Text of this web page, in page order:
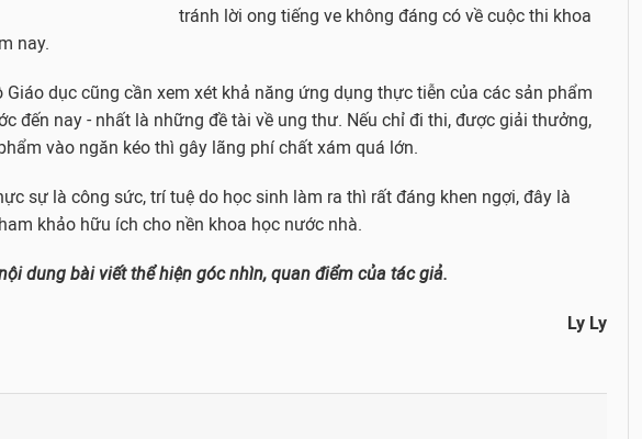
tránh lời ong tiếng ve không đáng có về cuộc thi khoa
nay.
Giáo dục cũng cần xem xét khả năng ứng dụng thực tiễn của các sản phẩm
đến nay - nhất là những đề tài về ung thư. Nếu chỉ đi thi, được giải thưởng,
vào ngăn kéo thì gây lãng phí chất xám quá lớn.
sự là công sức, trí tuệ do học sinh làm ra thì rất đáng khen ngợi, đây là
khảo hữu ích cho nền khoa học nước nhà.
dung bài viết thể hiện góc nhìn, quan điểm của tác giả.
Ly Ly